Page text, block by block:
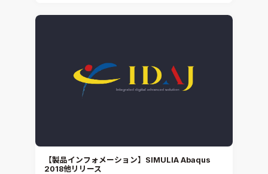
【製品インフォメーション】SIMULIA Abaqus
2018他リリース